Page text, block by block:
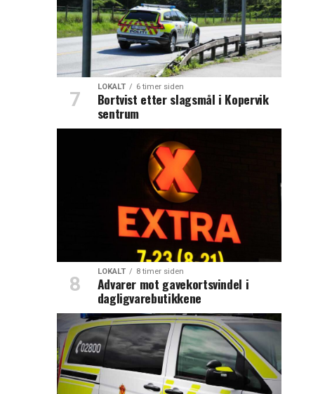
LOKALT 6 timer siden
Bortvist etter slagsmål i Kopervik
sentrum
LOKALT 8 timer siden
Advarer mot gavekortsvindel i
dagligvarebutikkene